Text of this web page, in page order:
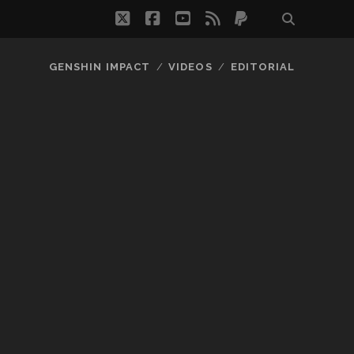
twitterfacebook
youtube
rss paypal
GENSHIN IMPACT VIDEOS EDITORIAL